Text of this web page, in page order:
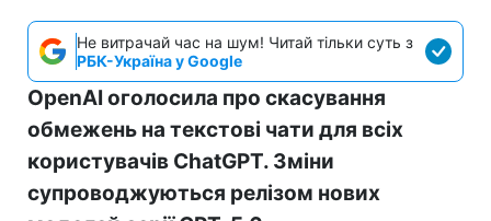
Не витрачай час на шум! Читай тільки суть з
РБК-Україна у Google
OpenAI оголосила про скасування
обмежень на текстові чати для всіх
користувачів ChatGPT. Зміни
супроводжуються релізом нових